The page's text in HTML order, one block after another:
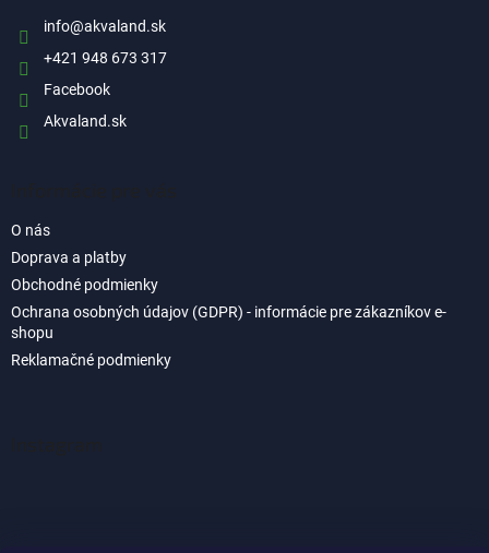
info@akvaland.sk
+421 948 673 317
Facebook
Akvaland.sk
O nás
Doprava a platby
Obchodné podmienky
Ochrana osobných údajov (GDPR) - informácie pre zákazníkov e-
shopu
Reklamačné podmienky